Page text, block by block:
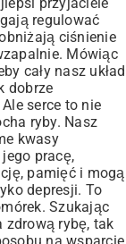
regulować
ciśnienie
Mówiąc
cały nasz układ
dobrze
serce to nie
ryby. Nasz
kwasy
pracę,
pamięć i mogą
depresji. To
Szukając
zdrową rybę, tak